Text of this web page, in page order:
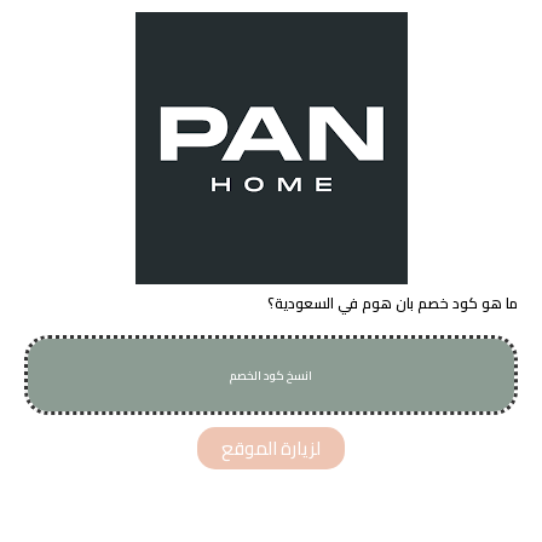
ما هو كود خصم بان هوم في السعودية؟
انسخ كود الخصم
P59
لزيارة الموقع